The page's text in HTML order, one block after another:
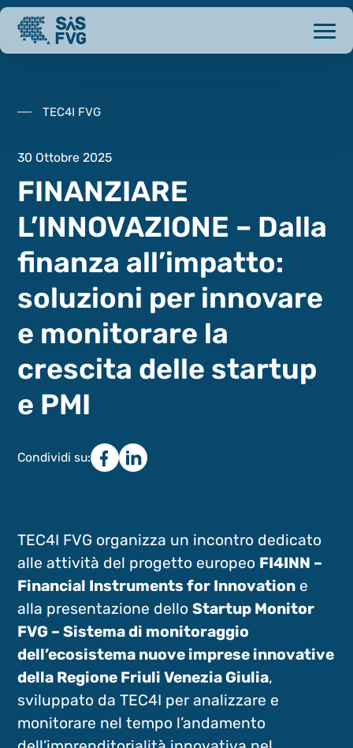
TEC4I FVG
30 Ottobre 2025
FINANZIARE
L’INNOVAZIONE – Dalla
finanza all’impatto:
soluzioni per innovare
e monitorare la
crescita delle startup
e PMI
Condividi su:
TEC4I FVG organizza un incontro dedicato
alle attività del progetto europeo FI4INN –
Financial Instruments for Innovatione
alla presentazione dello Startup Monitor
FVG – Sistema di monitoraggio
dell’ecosistema nuove imprese innovative
della Regione Friuli Venezia Giulia,
sviluppato da TEC4I per analizzare e
monitorare nel tempo l’andamento